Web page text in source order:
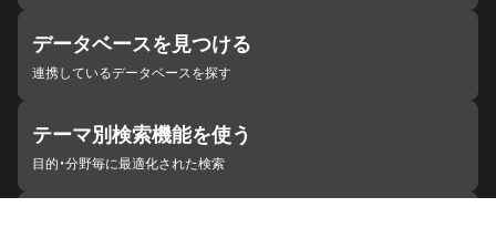
データベースを見つける
連携しているデータベースを探す
テーマ別検索機能を使う
目的・分野毎に最適化された検索